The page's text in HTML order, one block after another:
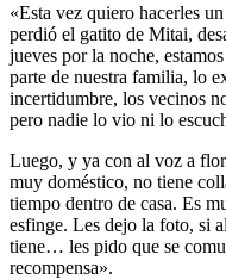
«Esta vez quiero hacerles
perdió el gatito de Mitai,
jueves por la noche,
parte de nuestra familia, lo
incertidumbre, los vecinos
pero nadie lo vio ni lo
Luego, y ya con al voz a
muy doméstico, no tiene
tiempo dentro de casa. Es
esfinge. Les dejo la foto, si
tiene… les pido que se
recompensa».